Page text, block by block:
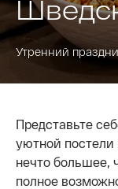
Утренний
Представьте
уютной постели
нечто большее,
полное